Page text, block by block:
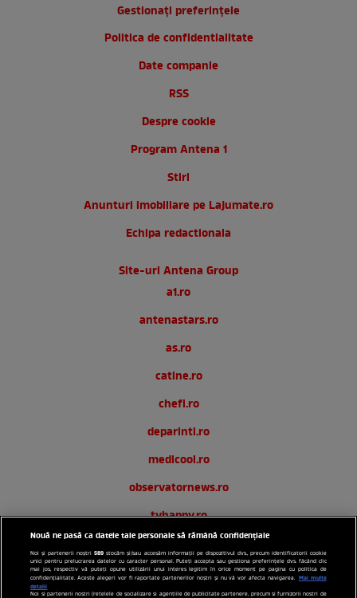
Gestionați preferințele
Politica de confidentialitate
Date companie
RSS
Despre cookie
Program Antena 1
Stiri
Anunturi imobiliare pe Lajumate.ro
Echipa redactionala
Site-uri Antena Group
a1.ro
antenastars.ro
as.ro
catine.ro
chefi.ro
deparinti.ro
medicool.ro
observatornews.ro
tvhappy.ro
useit.ro
zutv.ro
Nouă ne pasă ca datele tale personale să rămână confidențiale
Noi și partenerii noștri589 stocăm și/sau accesăm informații pe dispozitivul dvs., precum identificatorii cookie
unici pentru prelucrarea datelor cu caracter personal. Puteți accepta sau gestiona preferințele dvs. făcând clic
mai jos, respectiv vă puteți opune utilizării unui interes legitim în orice moment pe pagina cu politica de
confidențialitate. Aceste alegeri vor fi raportate partenerilor noștri și nu vă vor afecta navigarea. Mai multe
detalii
Noi si partenerii nostri (retelele de socializare si agentiile de publicitate partenere, precum si furnizorii nostri de